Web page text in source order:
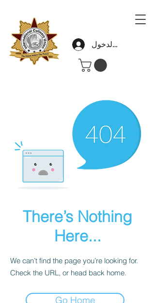
تسجيل الدخول
There’s Nothing
Here...
We can’t find the page you’re looking for.
Check the URL, or head back home.
Go Home